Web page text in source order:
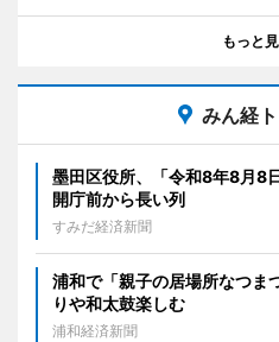
もっと
みん経
墨田区役所、「令和8年8月8
開庁前から長い列
すみだ経済新聞
浦和で「親子の居場所なつ
りや和太鼓楽しむ
浦和経済新聞